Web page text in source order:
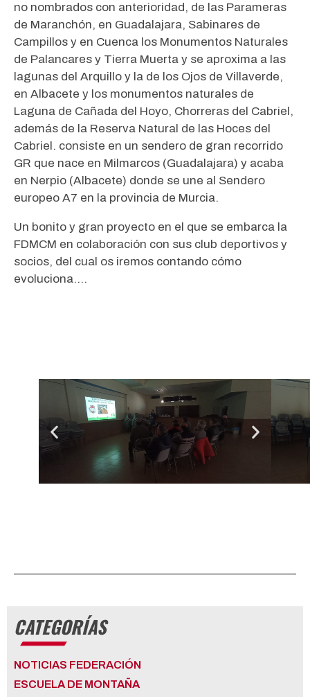
no nombrados con anterioridad, de las Parameras
de Maranchón, en Guadalajara, Sabinares de
Campillos y en Cuenca los Monumentos Naturales
de Palancares y Tierra Muerta y se aproxima a las
lagunas del Arquillo y la de los Ojos de Villaverde,
en Albacete y los monumentos naturales de
Laguna de Cañada del Hoyo, Chorreras del Cabriel,
además de la Reserva Natural de las Hoces del
Cabriel. consiste en un sendero de gran recorrido
GR que nace en Milmarcos (Guadalajara) y acaba
en Nerpio (Albacete) donde se une al Sendero
europeo A7 en la provincia de Murcia.
Un bonito y gran proyecto en el que se embarca la
FDMCM en colaboración con sus club deportivos y
socios, del cual os iremos contando cómo
evoluciona….
CATEGORÍAS
NOTICIAS FEDERACIÓN
ESCUELA DE MONTAÑA